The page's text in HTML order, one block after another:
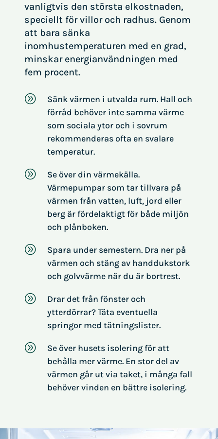
vanligtvis den största elkostnaden,
speciellt för villor och radhus. Genom
att bara sänka
inomhustemperaturen med en grad,
minskar energianvändningen med
fem procent.
A
Sänk värmen i utvalda rum. Hall och
förråd behöver inte samma värme
som sociala ytor och i sovrum
rekommenderas ofta en svalare
temperatur.
A
Se över din värmekälla.
Värmepumpar som tar tillvara på
värmen från vatten, luft, jord eller
berg är fördelaktigt för både miljön
och plånboken.
A
Spara under semestern. Dra ner på
värmen och stäng av handdukstork
och golvvärme när du är bortrest.
A
Drar det från fönster och
ytterdörrar? Täta eventuella
springor med tätningslister.
A
Se över husets isolering för att
behålla mer värme. En stor del av
värmen går ut via taket, i många fall
behöver vinden en bättre isolering.